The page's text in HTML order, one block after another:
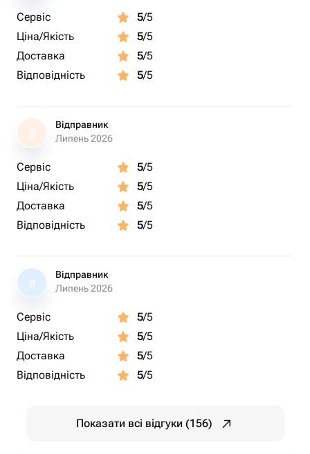
Сервіс 5/5
Ціна/Якість
5/5
Доставка
5/5
Відповідність
5/5
В
Відправник
Липень 2026
Сервіс 5/5
Ціна/Якість
5/5
Доставка
5/5
Відповідність
5/5
В
Відправник
Липень 2026
Сервіс 5/5
Ціна/Якість
5/5
Доставка
5/5
Відповідність
5/5
Показати всі відгуки (156)